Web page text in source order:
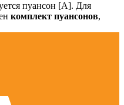
пуансон [А]. Для
комплект пуансонов,